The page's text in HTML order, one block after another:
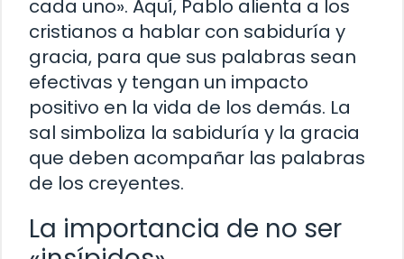
cada uno». Aquí, Pablo alienta a los
cristianos a hablar con sabiduría y
gracia, para que sus palabras sean
efectivas y tengan un impacto
positivo en la vida de los demás. La
sal simboliza la sabiduría y la gracia
que deben acompañar las palabras
de los creyentes.
La importancia de no ser